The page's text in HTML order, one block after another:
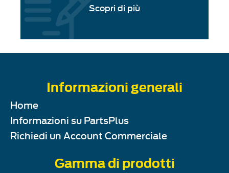
Scopri di più
Informazioni generali
Home
Informazioni su PartsPlus
Richiedi un Account Commerciale
Gamma di prodotti